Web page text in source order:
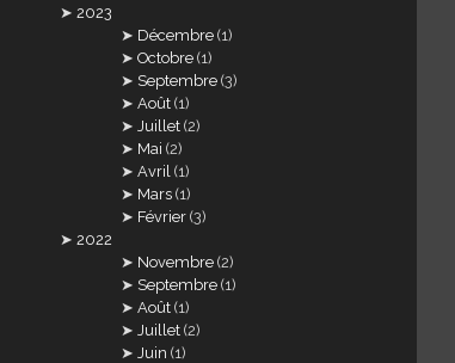
2023
Décembre (1)
Octobre (1)
Septembre (3)
Août (1)
Juillet (2)
Mai (2)
Avril (1)
Mars (1)
Février (3)
2022
Novembre (2)
Septembre (1)
Août (1)
Juillet (2)
Juin (1)